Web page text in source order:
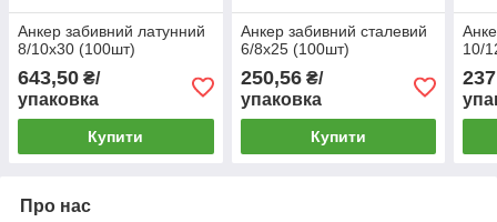
Анкер забивний латунний
8/10х30 (100шт)
643,50 ₴/
упаковка
Купити
Анкер забивний сталевий
6/8х25 (100шт)
250,56₴/
упаковка
Купити
10/
Про нас